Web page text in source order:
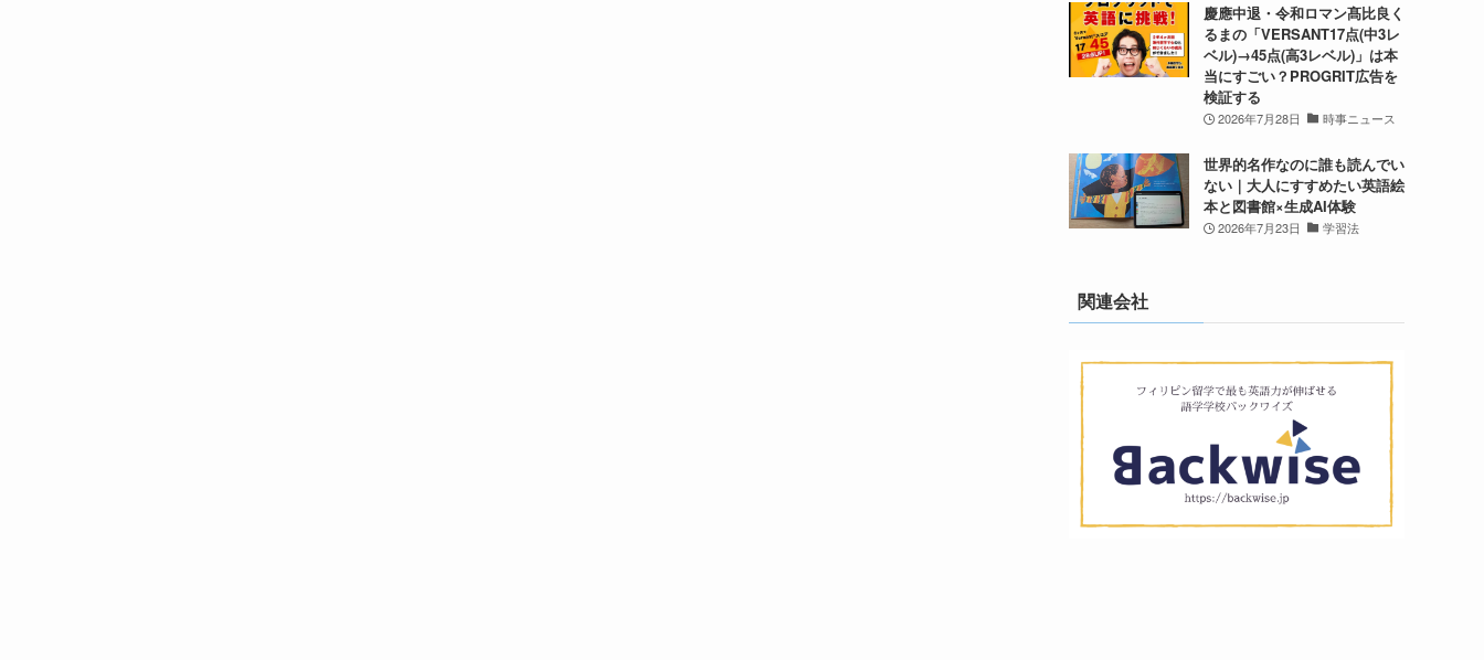
慶應中退・令和ロマン髙比良く
るまの「VERSANT17点(中3レ
ベル)→45点(高3レベル)」は本
当にすごい？PROGRIT広告を
検証する
2026年7月28日 時事ニュース
世界的名作なのに誰も読んでい
ない｜大人にすすめたい英語絵
本と図書館×生成AI体験
2026年7月23日 学習法
関連会社